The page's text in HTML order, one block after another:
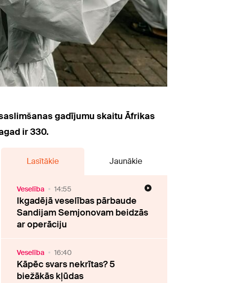
gadījumu skaitu Āfrikas
ir 330.
Lasītākie Jaunākie
Veselība 14:55
Ikgadējā veselības pārbaude
Sandijam Semjonovam beidzās
ar operāciju
Veselība 16:40
Kāpēc svars nekrītas? 5
biežākās kļūdas